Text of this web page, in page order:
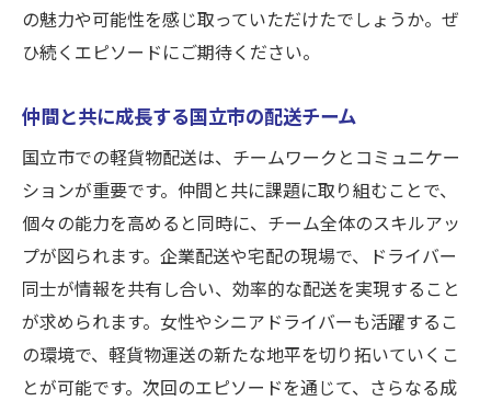
の魅力や可能性を感じ取っていただけたでしょうか。ぜ
ひ続くエピソードにご期待ください。
仲間と共に成長する国立市の配送チーム
国立市での軽貨物配送は、チームワークとコミュニケー
ションが重要です。仲間と共に課題に取り組むことで、
個々の能力を高めると同時に、チーム全体のスキルアッ
プが図られます。企業配送や宅配の現場で、ドライバー
同士が情報を共有し合い、効率的な配送を実現すること
が求められます。女性やシニアドライバーも活躍するこ
の環境で、軽貨物運送の新たな地平を切り拓いていくこ
とが可能です。次回のエピソードを通じて、さらなる成